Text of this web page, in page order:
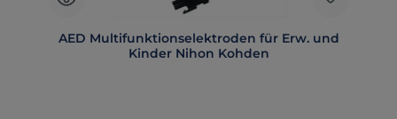
AED Multifunktionselektroden für Erw. und
Kinder Nihon Kohden